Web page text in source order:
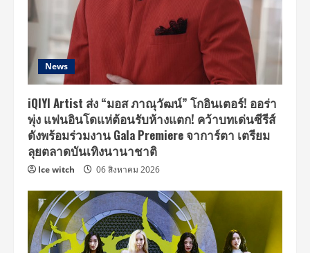
Design
แบรนด์
เก่า
นำ
แบรนด์
ไทย
สู่
ระดับ
โลก
News
iQIYI Artist ส่ง “มอส ภาณุวัฒน์” โกอินเตอร์! ออร่า
พุ่ง แฟนอินโดแห่ต้อนรับห้างแตก! คว้าบทเด่นซีรีส์
ดังพร้อมร่วมงาน Gala Premiere จาการ์ตา เตรียม
ลุยตลาดบันเทิงนานาชาติ
Ice witch 06 สิงหาคม 2026